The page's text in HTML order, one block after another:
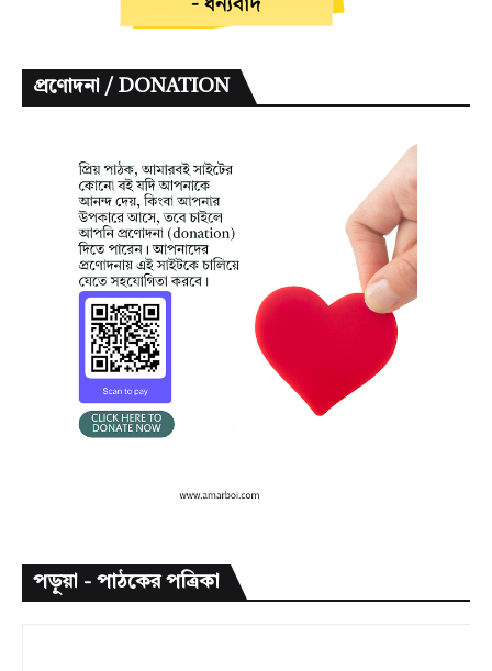
প্রণোদনা / DONATION
পড়ুয়া - পাঠকের পত্রিকা